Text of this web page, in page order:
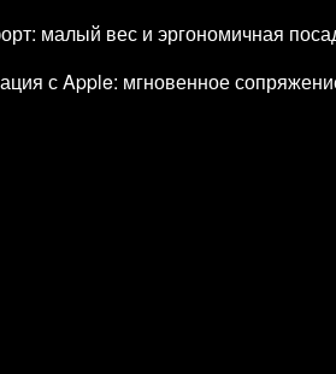
малый вес и эргономичная
с Apple: мгновенное